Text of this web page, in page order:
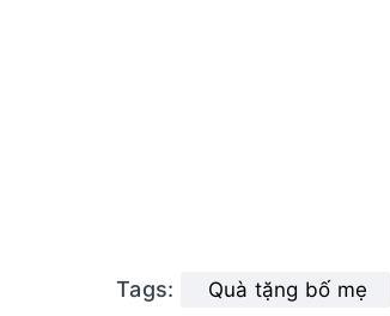
Tags: Quà tặng bố mẹ